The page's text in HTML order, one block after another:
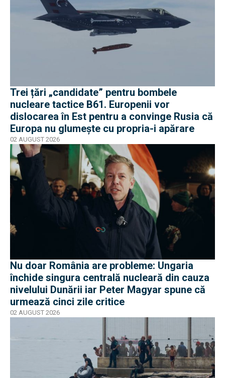
Trei țări „candidate” pentru bombele
nucleare tactice B61. Europenii vor
dislocarea în Est pentru a convinge Rusia că
Europa nu glumește cu propria-i apărare
02 AUGUST 2026
Nu doar România are probleme: Ungaria
închide singura centrală nucleară din cauza
nivelului Dunării iar Peter Magyar spune că
urmează cinci zile critice
02 AUGUST 2026